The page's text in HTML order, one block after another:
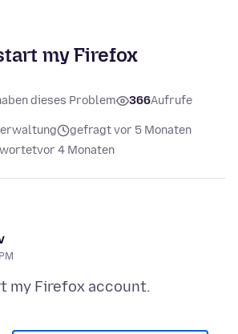
my Firefox
dieses Problem 366Aufrufe
gefragt vor 5 Monaten
vor 4 Monaten